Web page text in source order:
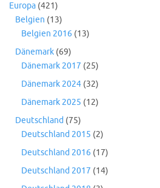
Europa (421)
Belgien (13)
Belgien 2016 (13)
Dänemark (69)
Dänemark 2017 (25)
Dänemark 2024 (32)
Dänemark 2025 (12)
Deutschland (75)
Deutschland 2015 (2)
Deutschland 2016 (17)
Deutschland 2017 (14)